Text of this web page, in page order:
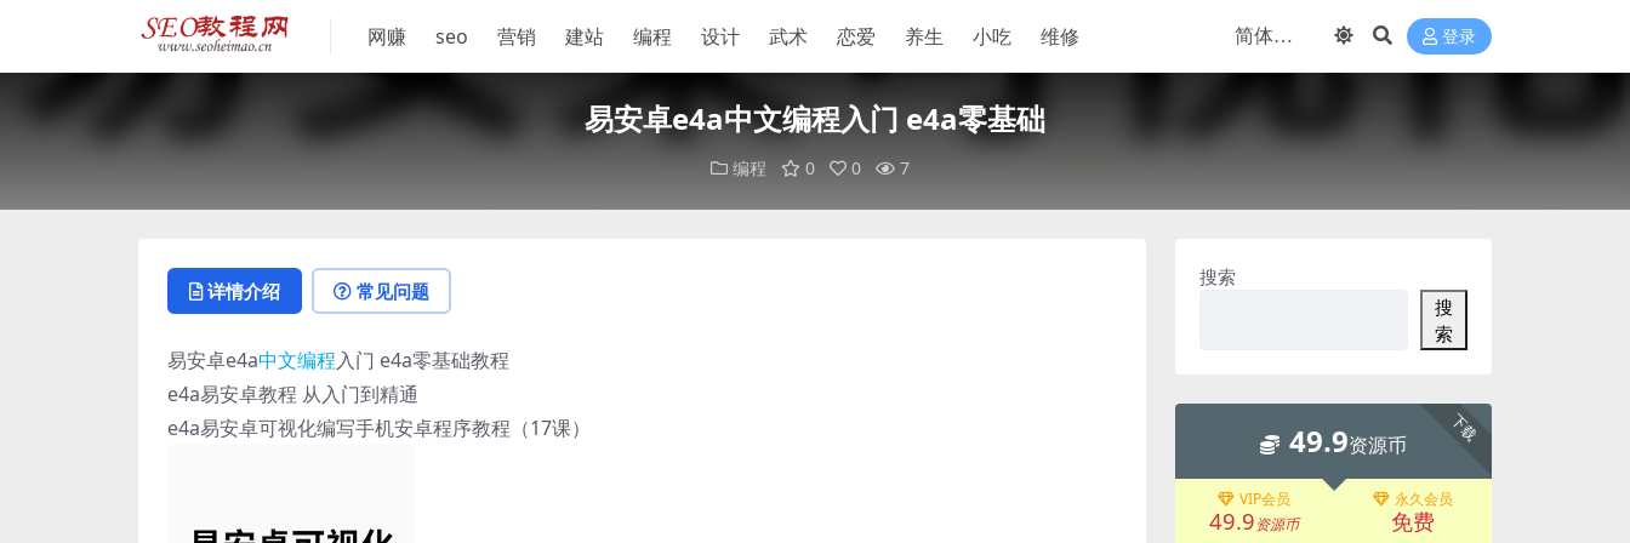
网赚 seo 营销 建站 编程 设计 武术 恋爱 养生 小吃 维修 登录
易安卓e4a中文编程入门 e4a零基础
编程 0 0 7
详情介绍 常见问题
易安卓e4a中文编程入门 e4a零基础教程
e4a易安卓教程 从入门到精通
e4a易安卓可视化编写手机安卓程序教程（17课）
搜索
搜
索
下载
49.9资源币
VIP会员
49.9资源币
永久会员
免费